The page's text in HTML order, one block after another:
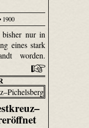
1900
bisher nur in
eines stark
worden.